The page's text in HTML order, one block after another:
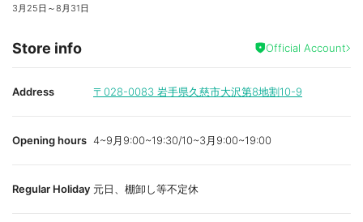
3月25日 ～8月31日
Store info Official Account
Address 〒028-0083 岩手県久慈市大沢第8地割10-9
Opening hours 4~9月9:00~19:30/10~3月9:00~19:00
Regular Holiday 元日、棚卸し等不定休